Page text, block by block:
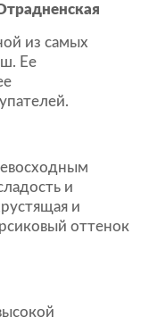
из самых
Ее
и
и
оттенок